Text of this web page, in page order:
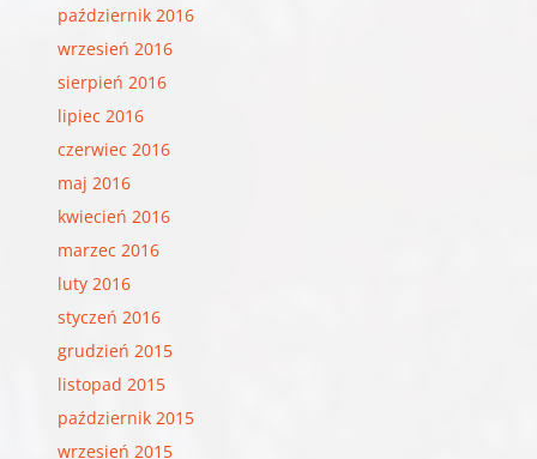
październik 2016
wrzesień 2016
sierpień 2016
lipiec 2016
czerwiec 2016
maj 2016
kwiecień 2016
marzec 2016
luty 2016
styczeń 2016
grudzień 2015
listopad 2015
październik 2015
wrzesień 2015